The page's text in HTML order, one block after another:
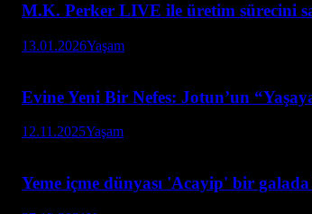
M.K. Perker LIVE ile üretim sürecini
13.01.2026Yaşam
Evine Yeni Bir Nefes: Jotun’un
12.11.2025Yaşam
Yeme içme dünyası 'Acayip' bir